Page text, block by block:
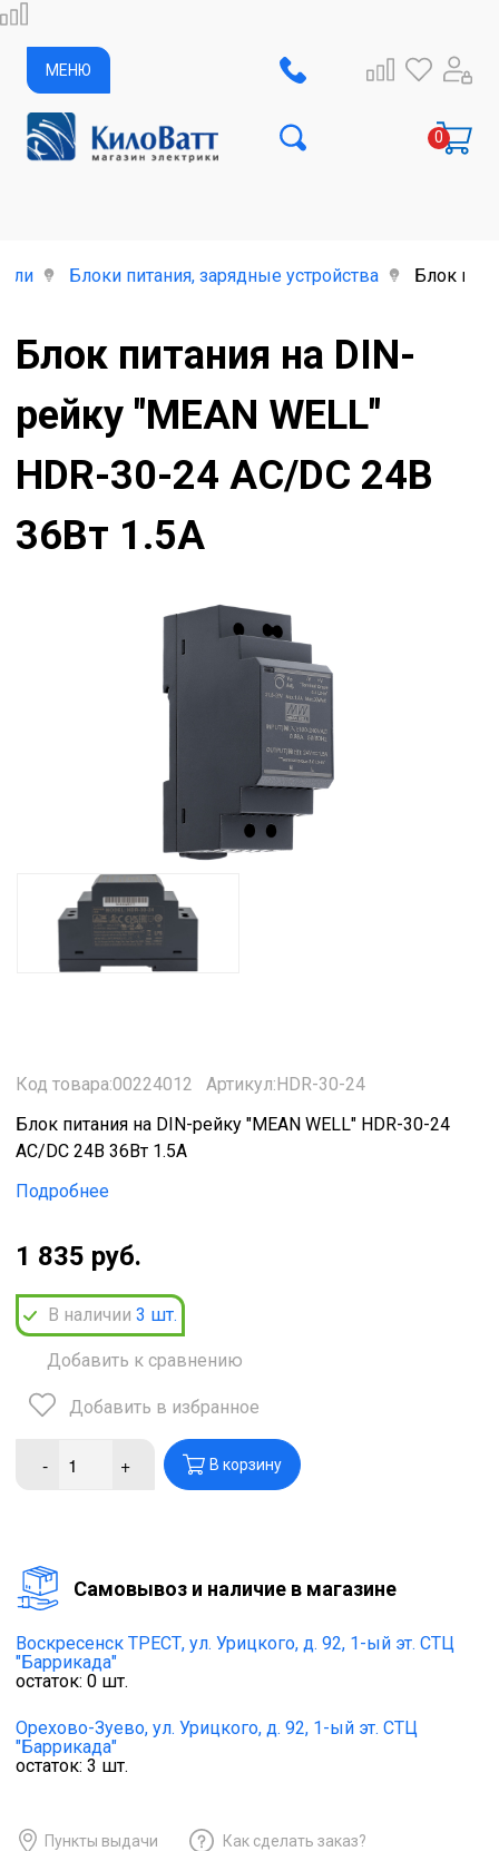
МЕНЮ
Блоки питания, зарядные устройства Блок
Блок питания на DIN-
рейку "MEAN WELL"
HDR-30-24 AC/DC 24В
36Вт 1.5А
Код товара:00224012
Артикул:HDR-30-24
Блок питания на DIN-рейку "MEAN WELL" HDR-30-24
AC/DC 24В 36Вт 1.5А
Подробнее
1 835 руб.
В наличии 3 шт.
Добавить к сравнению
Добавить в избранное
- + В корзину
Cамовывоз и наличие в магазине
Воскресенск ТРЕСТ, ул. Урицкого, д. 92, 1-ый эт. СТЦ
"Баррикада"
остаток: 0 шт.
Орехово-Зуево, ул. Урицкого, д. 92, 1-ый эт. СТЦ
"Баррикада"
остаток: 3 шт.
Пункты выдачи Как сделать заказ?